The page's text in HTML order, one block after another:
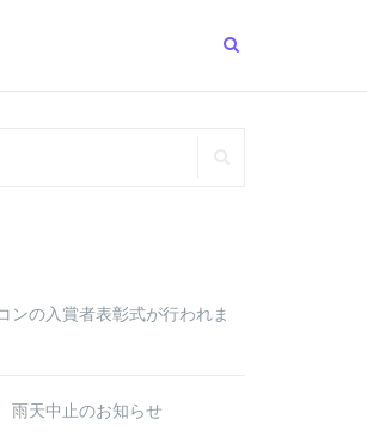
ンの入賞者表彰式が行われま
雨天中止のお知らせ